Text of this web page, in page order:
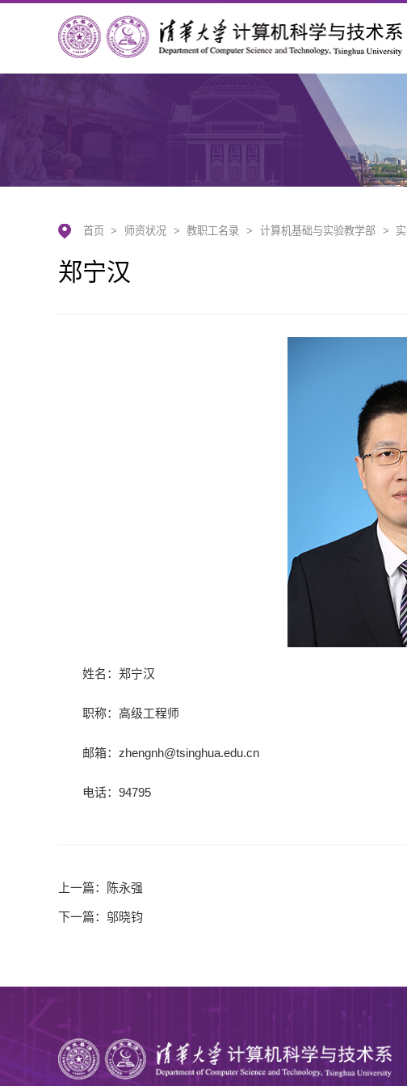
首页 > 师资状况 > 教职工名录 > 计算机基础与实验教学部 >
郑宁汉
姓名：郑宁汉
职称：高级工程师
邮箱：zhengnh@tsinghua.edu.cn
电话：94795
上一篇： 陈永强
下一篇： 邬晓钧